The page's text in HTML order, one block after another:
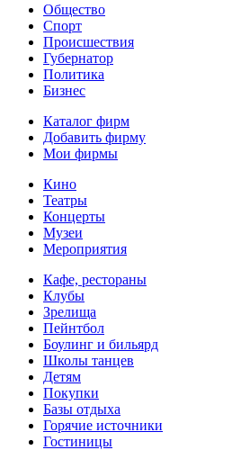
Общество
Спорт
Происшествия
Губернатор
Политика
Бизнес
Каталог фирм
Добавить фирму
Мои фирмы
Кино
Театры
Концерты
Музеи
Мероприятия
Кафе, рестораны
Клубы
Зрелища
Пейнтбол
Боулинг и бильярд
Школы танцев
Детям
Покупки
Базы отдыха
Горячие источники
Гостиницы